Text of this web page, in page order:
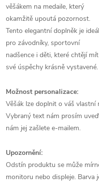
věšákem na medaile, který
okamžitě upoutá pozornost.
Tento elegantní doplněk je
pro závodníky, sportovní
nadšence i děti, které chtějí mít
své úspěchy krásně vystavené.
Možnost personalizace:
Věšák lze doplnit o váš vlastní
Vybraný text nám prosím
nám jej zašlete e‑mailem.
Upozornění:
Odstín produktu se může
monitoru nebo displeje. Barva